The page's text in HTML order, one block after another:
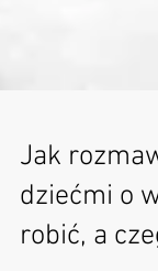
Jak
dziećmi o